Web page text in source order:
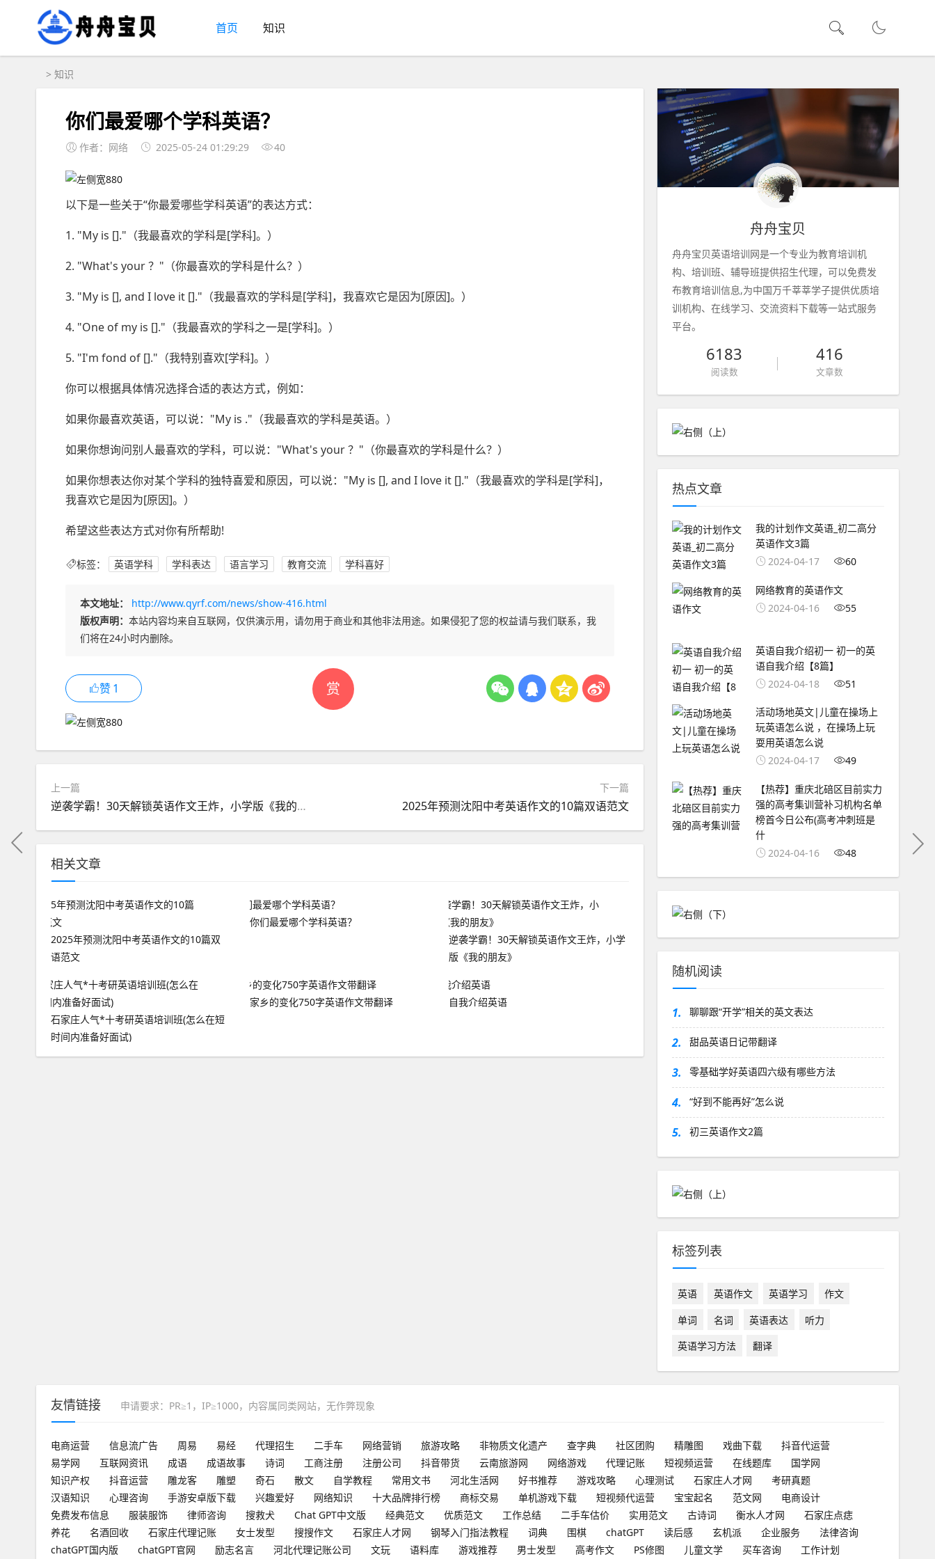
首页 知识
> 知识
你们最爱哪个学科英语？
作者：网络 2025-05-24 01:29:29 40
以下是一些关于“你最爱哪些学科英语”的表达方式：
1. "My is []."（我最喜欢的学科是[学科]。）
2. "What's your ？"（你最喜欢的学科是什么？）
3. "My is [], and I love it []."（我最喜欢的学科是[学科]，我喜欢它是因为[原因]。）
4. "One of my is []."（我最喜欢的学科之一是[学科]。）
5. "I'm fond of []."（我特别喜欢[学科]。）
你可以根据具体情况选择合适的表达方式，例如：
如果你最喜欢英语，可以说："My is ."（我最喜欢的学科是英语。）
如果你想询问别人最喜欢的学科，可以说："What's your ？"（你最喜欢的学科是什么？）
如果你想表达你对某个学科的独特喜爱和原因，可以说："My is [], and I love it []."（我最喜欢的学科是[学科]，
我喜欢它是因为[原因]。）
希望这些表达方式对你有所帮助!
标签： 英语学科 学科表达 语言学习 教育交流 学科喜好
赏
本文地址：
http://www.qyrf.com/news/show-416.html
版权声明： 本站内容均来自互联网，仅供演示用，请勿用于商业和其他非法用途。如果侵犯了您的权益请与我们联系，我
们将在24小时内删除。
赞1
上一篇
逆袭学霸！30天解锁英语作文王炸，小学版《我的朋友》
下一篇
2025年预测沈阳中考英语作文的10篇双语范文
相关文章
2025年预测沈阳中考英语作文的10篇双
语范文
你们最爱哪个学科英语？
逆袭学霸！30天解锁英语作文王炸，小学
版《我的朋友》
石家庄人气*十考研英语培训班(怎么在短
时间内准备好面试)
家乡的变化750字英语作文带翻译 自我介绍英语
舟舟宝贝
舟舟宝贝英语培训网是一个专业为教育培训机
构、培训班、辅导班提供招生代理，可以免费发
布教育培训信息,为中国万千莘莘学子提供优质培
训机构、在线学习、交流资料下载等一站式服务
平台。
6183
阅读数
416
文章数
热点文章
我的计划作文英语_初二高分
英语作文3篇
2024-04-17
60
网络教育的英语作文
2024-04-16
55
英语自我介绍初一 初一的英
语自我介绍【8篇】
2024-04-18
51
活动场地英文|儿童在操场上
玩英语怎么说 ，在操场上玩
耍用英语怎么说
2024-04-17
49
【热荐】重庆北碚区目前实力
强的高考集训营补习机构名单
榜首今日公布(高考冲刺班是
什
2024-04-16
48
随机阅读
1. 聊聊跟“开学”相关的英文表达
2. 甜品英语日记带翻译
3. 零基础学好英语四六级有哪些方法
4. “好到不能再好”怎么说
5. 初三英语作文2篇
标签列表
英语 英语作文 英语学习
作文
单词
名词 英语表达
听力
英语学习方法
翻译
友情链接 申请要求：PR≥1，IP≥1000，内容属同类网站，无作弊现象
电商运营 信息流广告 周易 易经 代理招生 二手车 网络营销 旅游攻略 非物质文化遗产 查字典 社区团购 精雕图 戏曲下载
抖音代运营
易学网
互联网资讯 成语 成语故事 诗词 工商注册 注册公司 抖音带货 云南旅游网 网络游戏 代理记账 短视频运营 在线题库
国学网
知识产权
抖音运营 雕龙客 雕塑 奇石 散文 自学教程 常用文书 河北生活网 好书推荐 游戏攻略 心理测试 石家庄人才网
考研真题
汉语知识
心理咨询 手游安卓版下载 兴趣爱好 网络知识 十大品牌排行榜 商标交易 单机游戏下载 短视频代运营 宝宝起名 范文网
电商设计
免费发布信息
服装服饰 律师咨询 搜救犬 Chat GPT中文版 经典范文 优质范文 工作总结 二手车估价 实用范文 古诗词 衡水人才网
石家庄点痣
养花
名酒回收 石家庄代理记账 女士发型 搜搜作文 石家庄人才网 钢琴入门指法教程 词典 围棋 chatGPT 读后感 玄机派 企业服务
法律咨询
chatGPT国内版
chatGPT官网 励志名言 河北代理记账公司 文玩 语料库 游戏推荐 男士发型 高考作文 PS修图 儿童文学 买车咨询 工作计划